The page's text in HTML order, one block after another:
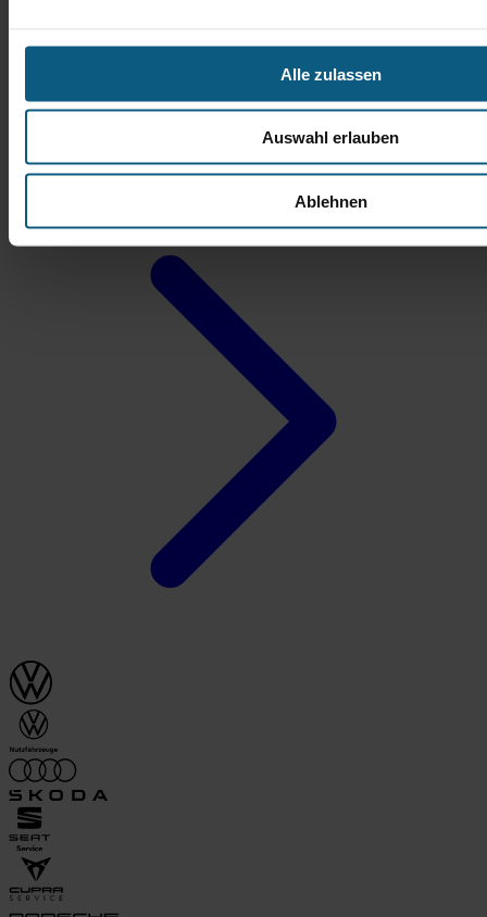
Alle zulassen
Auswahl erlauben
Ablehnen
Michael Nowak
Tel.: 06172 3087-27m.nowak@autobach.de